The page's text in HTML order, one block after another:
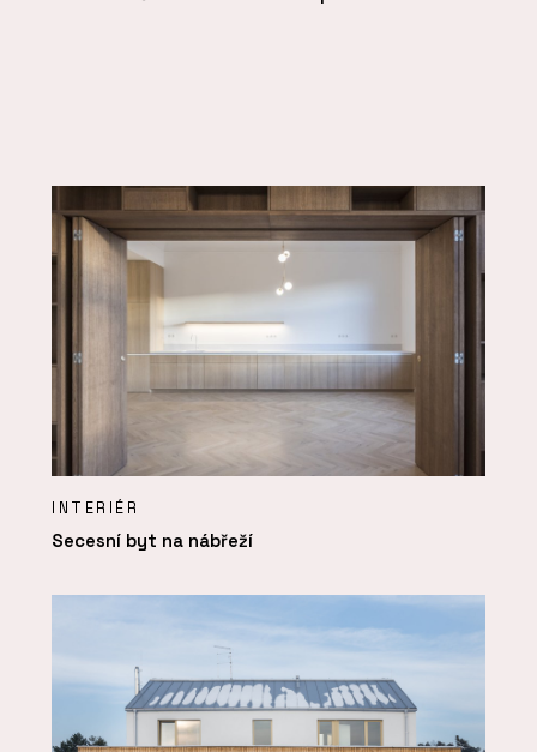
INTERIÉR
Secesní byt na nábřeží